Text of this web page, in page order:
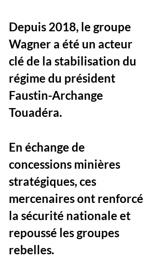
Depuis 2018, le groupe
Wagner a été un acteur
clé de la stabilisation du
régime du président
Faustin-Archange
Touadéra.
En échange de
concessions minières
stratégiques, ces
mercenaires ont renforcé
la sécurité nationale et
repoussé les groupes
rebelles.